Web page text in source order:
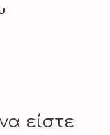
είστε